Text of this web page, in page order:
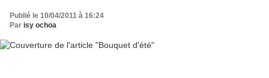
Publié le 10/04/2011 à 16:24
Par isy ochoa